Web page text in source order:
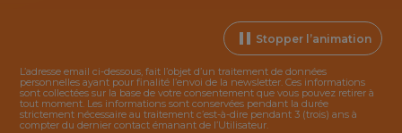
Stopper l’animation
L’adresse email ci-dessous, fait l’objet d’un traitement de données
personnelles ayant pour finalité l’envoi de la newsletter. Ces informations
sont collectées sur la base de votre consentement que vous pouvez retirer à
tout moment. Les informations sont conservées pendant la durée
strictement nécessaire au traitement c’est-à-dire pendant 3 (trois) ans à
compter du dernier contact émanant de l’Utilisateur.